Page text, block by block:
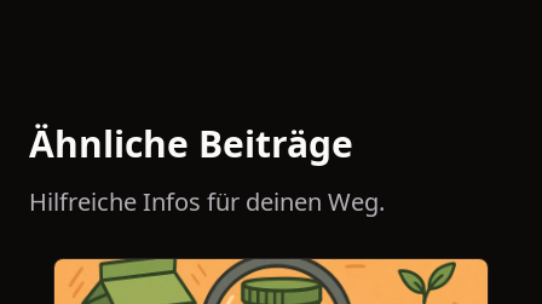
Ähnliche Beiträge
Hilfreiche Infos für deinen Weg.